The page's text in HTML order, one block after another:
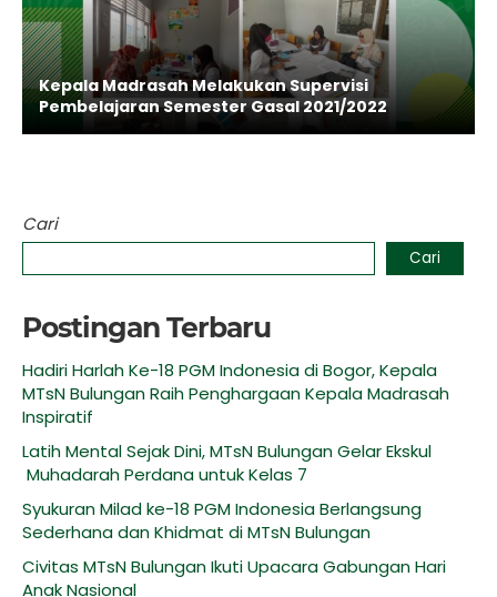
Kepala Madrasah Melakukan Supervisi
Pembelajaran Semester Gasal 2021/2022
Cari
Cari
Postingan Terbaru
Hadiri Harlah Ke-18 PGM Indonesia di Bogor, Kepala
MTsN Bulungan Raih Penghargaan Kepala Madrasah
Inspiratif
Latih Mental Sejak Dini, MTsN Bulungan Gelar Ekskul
Muhadarah Perdana untuk Kelas 7
Syukuran Milad ke-18 PGM Indonesia Berlangsung
Sederhana dan Khidmat di MTsN Bulungan
Civitas MTsN Bulungan Ikuti Upacara Gabungan Hari
Anak Nasional